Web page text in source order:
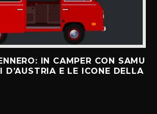
IN CAMPER CON SAMU
D’AUSTRIA E LE ICONE DELLA